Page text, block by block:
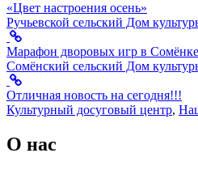
«Цвет настроения осень»
Ручьевской сельский Дом
Марафон дворовых игр в Сомёнке
Сомёнский сельский Дом
Отличная новость на сегодня!!!
Культурный досуговый центр,
О нас